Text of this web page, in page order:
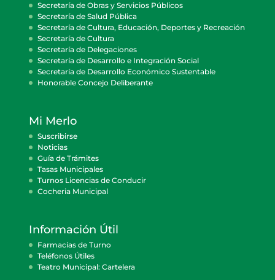
Secretaría de Obras y Servicios Públicos
Secretaría de Salud Pública
Secretaría de Cultura, Educación, Deportes y Recreación
Secretaría de Cultura
Secretaría de Delegaciones
Secretaría de Desarrollo e Integración Social
Secretaría de Desarrollo Económico Sustentable
Honorable Concejo Deliberante
Mi Merlo
Suscribirse
Noticias
Guía de Trámites
Tasas Municipales
Turnos Licencias de Conducir
Cocheria Municipal
Información Útil
Farmacias de Turno
Teléfonos Útiles
Teatro Municipal: Cartelera